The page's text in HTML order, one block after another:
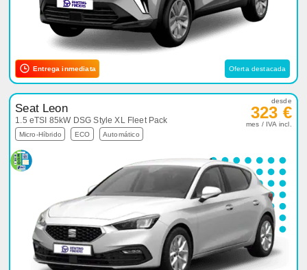
Entrega inmediata Oferta destacada
Seat Leon
1.5 eTSI 85kW DSG Style XL Fleet Pack
Micro-Híbrido ECO Automático
desde
323 €
mes / IVA incl.